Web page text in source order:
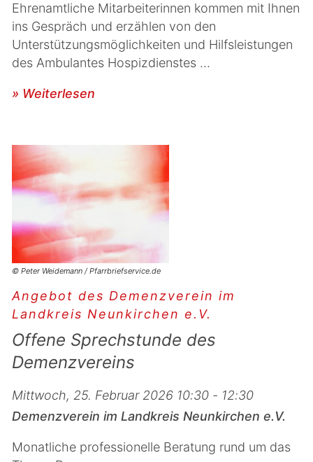
Ehrenamtliche Mitarbeiterinnen kommen mit Ihnen
ins Gespräch und erzählen von den
Unterstützungsmöglichkeiten und Hilfsleistungen
des Ambulantes Hospizdienstes ...
» Weiterlesen
© Peter Weidemann / Pfarrbriefservice.de
Angebot des Demenzverein im
Landkreis Neunkirchen e.V.
Offene Sprechstunde des
Demenzvereins
Mittwoch, 25. Februar 2026 10:30 - 12:30
Demenzverein im Landkreis Neunkirchen e.V.
Monatliche professionelle Beratung rund um das